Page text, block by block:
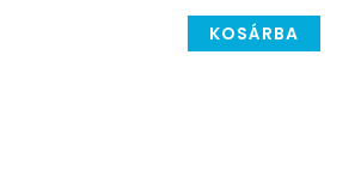
KOSÁRBA